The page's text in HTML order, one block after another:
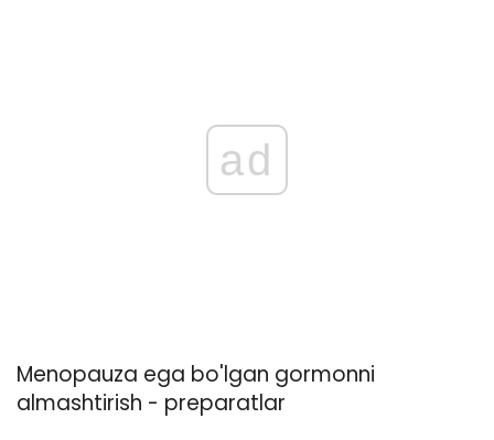
ad
Menopauza ega bo'lgan gormonni
almashtirish - preparatlar